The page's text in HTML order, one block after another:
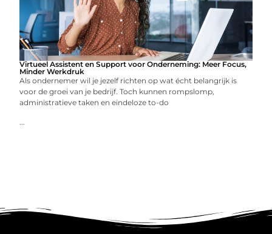
Virtueel Assistent en Support voor Onderneming: Meer Focus,
Minder Werkdruk
Als ondernemer wil je jezelf richten op wat écht belangrijk is
voor de groei van je bedrijf. Toch kunnen rompslomp,
administratieve taken en eindeloze to-do
...